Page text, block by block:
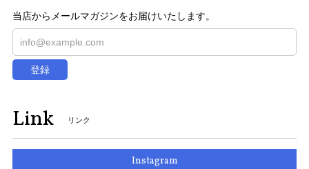
当店からメールマガジンをお届けいたします。
登録
Link リンク
Instagram